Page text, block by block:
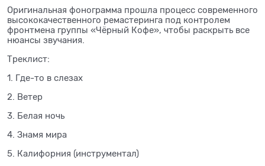
Оригинальная фонограмма прошла процесс современного
высококачественного ремастеринга под контролем
фронтмена группы «Чёрный Кофе», чтобы раскрыть все
нюансы звучания.
Треклист:
1. Где-то в слезах
2. Ветер
3. Белая ночь
4. Знамя мира
5. Калифорния (инструментал)